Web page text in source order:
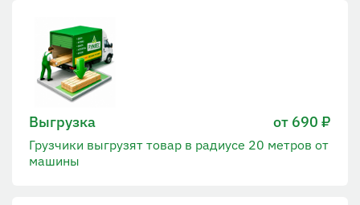
Выгрузка от 690 ₽
Грузчики выгрузят товар в радиусе 20 метров от
машины